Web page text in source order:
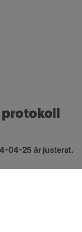
protokoll
04-25 är justerat.
i nytt fönster.